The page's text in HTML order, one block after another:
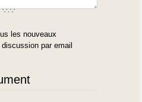
les nouveaux
par email